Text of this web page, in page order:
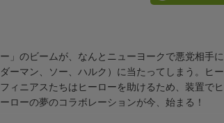
」のビームが、なんとニューヨークで悪党相手に
ーマン、ソー、ハルク）に当たってしまう。ヒー
ィニアスたちはヒーローを助けるため、装置でヒ
ローの夢のコラボレーションが今、始まる！